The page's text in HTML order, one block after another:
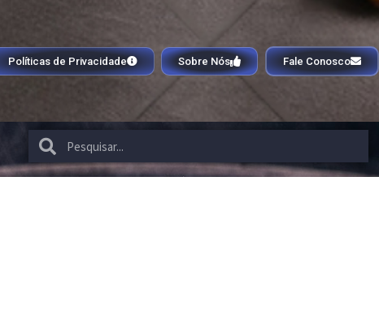
Políticas de Privacidade Sobre Nós Fale Conosco